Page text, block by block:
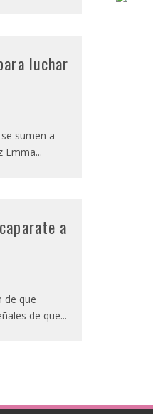
luchar
sumen a
Emma...
a
de que
de que...